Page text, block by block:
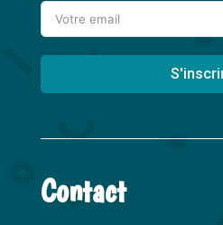
l
e
Contact